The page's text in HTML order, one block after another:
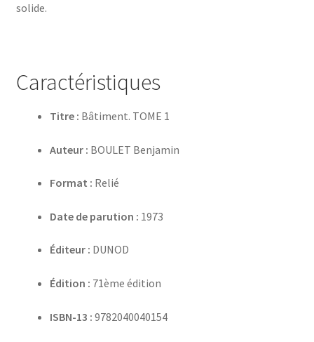
solide.
Caractéristiques
Titre : Bâtiment. TOME 1
Auteur : BOULET Benjamin
Format : Relié
Date de parution : 1973
Éditeur : DUNOD
Édition : 71ème édition
ISBN-13 : 9782040040154